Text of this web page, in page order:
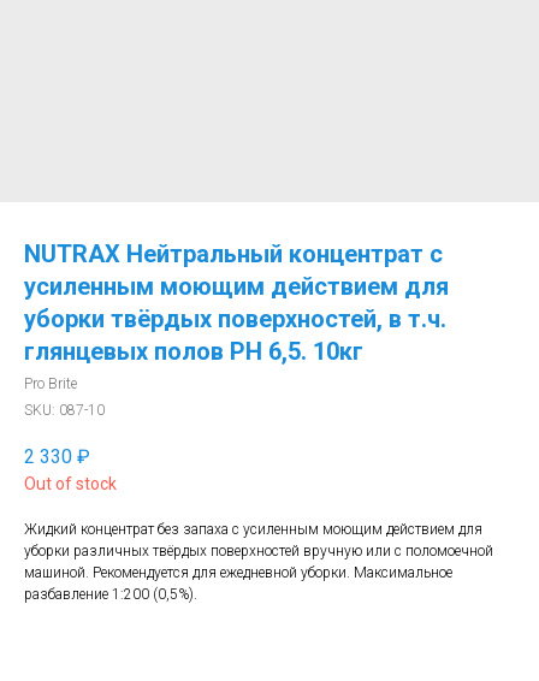
NUTRAX Нейтральный концентрат c
усиленным моющим действием для
уборки твёрдых поверхностей, в т.ч.
глянцевых полов РН 6,5. 10кг
Pro Brite
SKU: 087-10
2 330 ₽
Out of stock
Жидкий концентрат без запаха с усиленным моющим действием для
уборки различных твёрдых поверхностей вручную или с поломоечной
машиной. Рекомендуется для ежедневной уборки. Максимальное
разбавление 1:200 (0,5%).